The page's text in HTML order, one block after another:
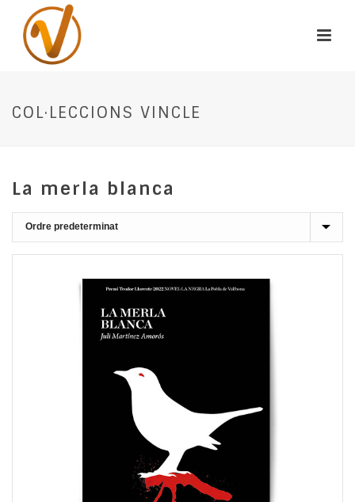
COL·LECCIONS VINCLE
La merla blanca